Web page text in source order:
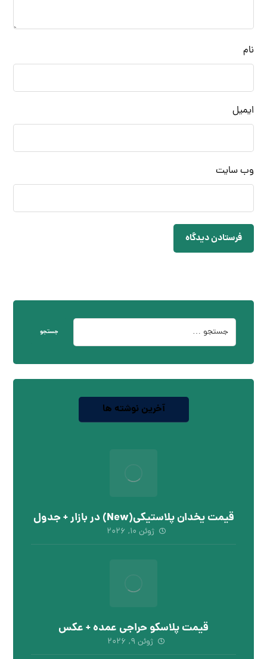
نام
ایمیل
وب‌ سایت
فرستادن دیدگاه
جستجو
آخرین نوشته ها
قیمت یخدان پلاستیکی(New) در بازار + جدول
ژوئن ۱۰, ۲۰۲۶
قیمت پلاسکو حراجی عمده + عکس
ژوئن ۹, ۲۰۲۶